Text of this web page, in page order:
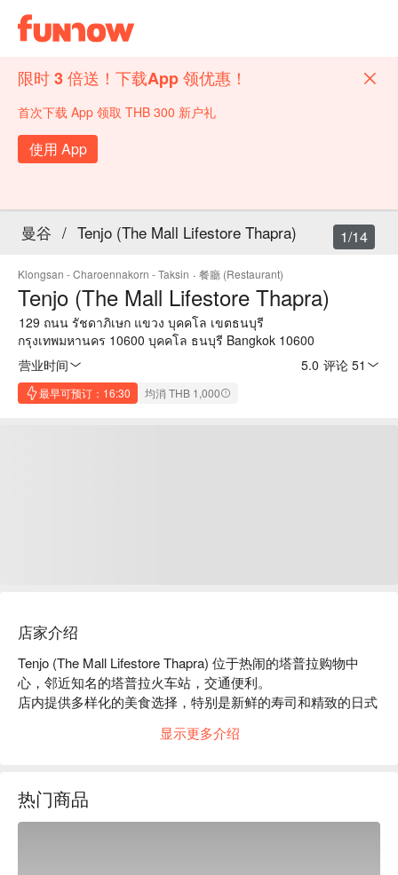
限时 3 倍送！下载App 领优惠！
首次下载 App 领取 THB 300 新户礼
使用 App
曼谷 / Tenjo (The Mall Lifestore Thapra)
Klongsan - Charoennakorn - Taksin · 餐廳 (Restaurant)
Tenjo (The Mall Lifestore Thapra)
129 ถนน รัชดาภิเษก แขวง บุคคโล เขตธนบุรี
กรุงเทพมหานคร 10600 บุคคโล ธนบุรี Bangkok 10600
营业时间
5.0 评论 51
最早可预订：16:30 均消 THB 1,000
1/14
店家介绍
Tenjo (The Mall Lifestore Thapra) 位于热闹的塔普拉购物中
心，邻近知名的塔普拉火车站，交通便利。
店内提供多样化的美食选择，特别是新鲜的寿司和精致的日式
无论是家庭聚餐、朋友聚会，或是情侣约会，Tenjo 都是理想
优惠！
显示更多介绍
热门商品